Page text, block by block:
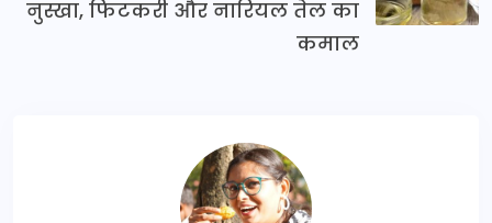
नुस्खा, फिटकरी और नारियल तेल का
कमाल